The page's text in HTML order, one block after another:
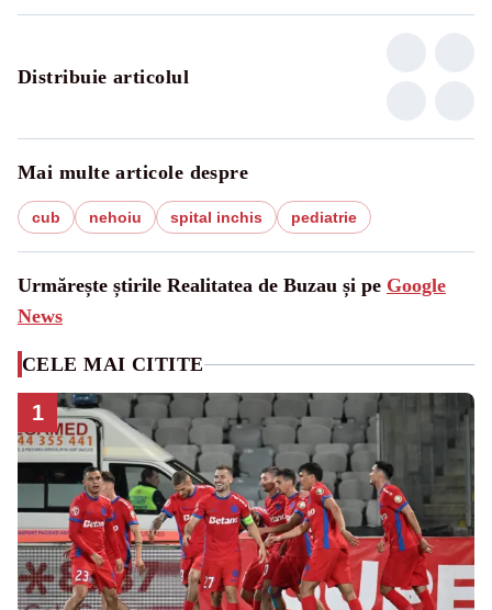
Distribuie articolul
Mai multe articole despre
cub nehoiu spital inchis pediatrie
Urmărește știrile Realitatea de Buzau și pe Google
News
CELE MAI CITITE
1